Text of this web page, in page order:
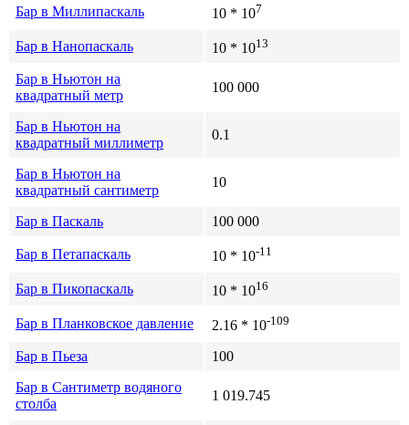
Бар в Миллипаскаль 10 * 107
Бар в Нанопаскаль 10 * 1013
Бар в Ньютон на
квадратный метр
100 000
Бар в Ньютон на
квадратный миллиметр
0.1
Бар в Ньютон на
квадратный сантиметр
10
Бар в Паскаль 100 000
Бар в Петапаскаль 10 * 10-11
Бар в Пикопаскаль 10 * 1016
Бар в Планковское давление 2.16 * 10-109
Бар в Пьеза
100
Бар в Сантиметр водяного
столба
1 019.745